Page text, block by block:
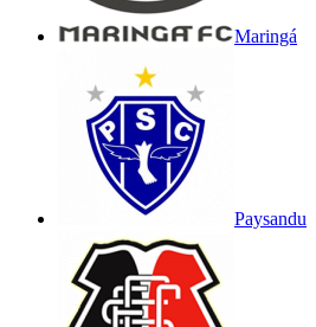
Maringá
Paysandu